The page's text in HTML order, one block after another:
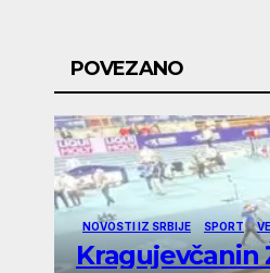
POVEZANO
NOVOSTI IZ SRBIJE SPORT
Kragujevčanin